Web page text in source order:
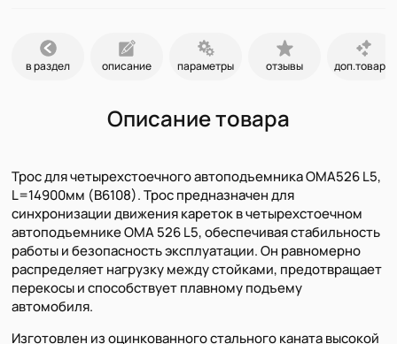
в раздел описание параметры отзывы доп.товары
Описание товара
Трос для четырехстоечного автоподъемника ОМА526 L5,
L=14900мм (В6108). Трос предназначен для
синхронизации движения кареток в четырехстоечном
автоподъемнике OMA 526 L5, обеспечивая стабильность
работы и безопасность эксплуатации. Он равномерно
распределяет нагрузку между стойками, предотвращает
перекосы и способствует плавному подъему
автомобиля.
Изготовлен из оцинкованного стального каната высокой